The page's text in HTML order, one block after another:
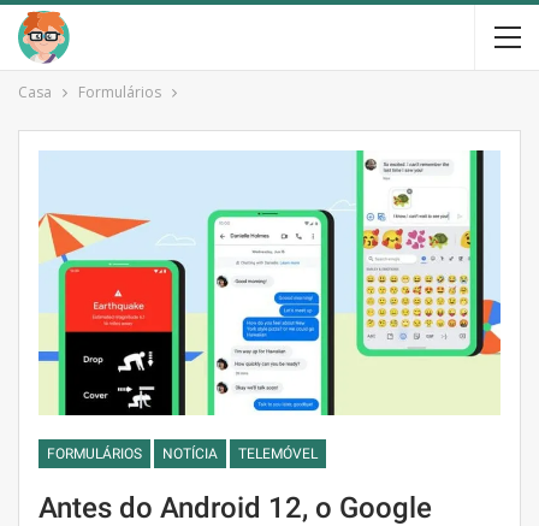
Casa Formulários
FORMULÁRIOS NOTÍCIA TELEMÓVEL
Antes do Android 12, o Google